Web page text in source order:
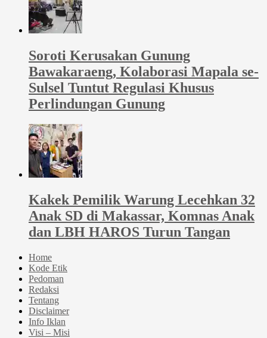
Soroti Kerusakan Gunung
Bawakaraeng, Kolaborasi Mapala se-
Sulsel Tuntut Regulasi Khusus
Perlindungan Gunung
Kakek Pemilik Warung Lecehkan 32
Anak SD di Makassar, Komnas Anak
dan LBH HAROS Turun Tangan
Home
Kode Etik
Pedoman
Redaksi
Tentang
Disclaimer
Info Iklan
Visi – Misi